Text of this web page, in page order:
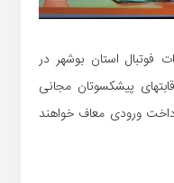
استان بوشهر در
پیشکسوتان مجانی
ورودی معاف خواهند